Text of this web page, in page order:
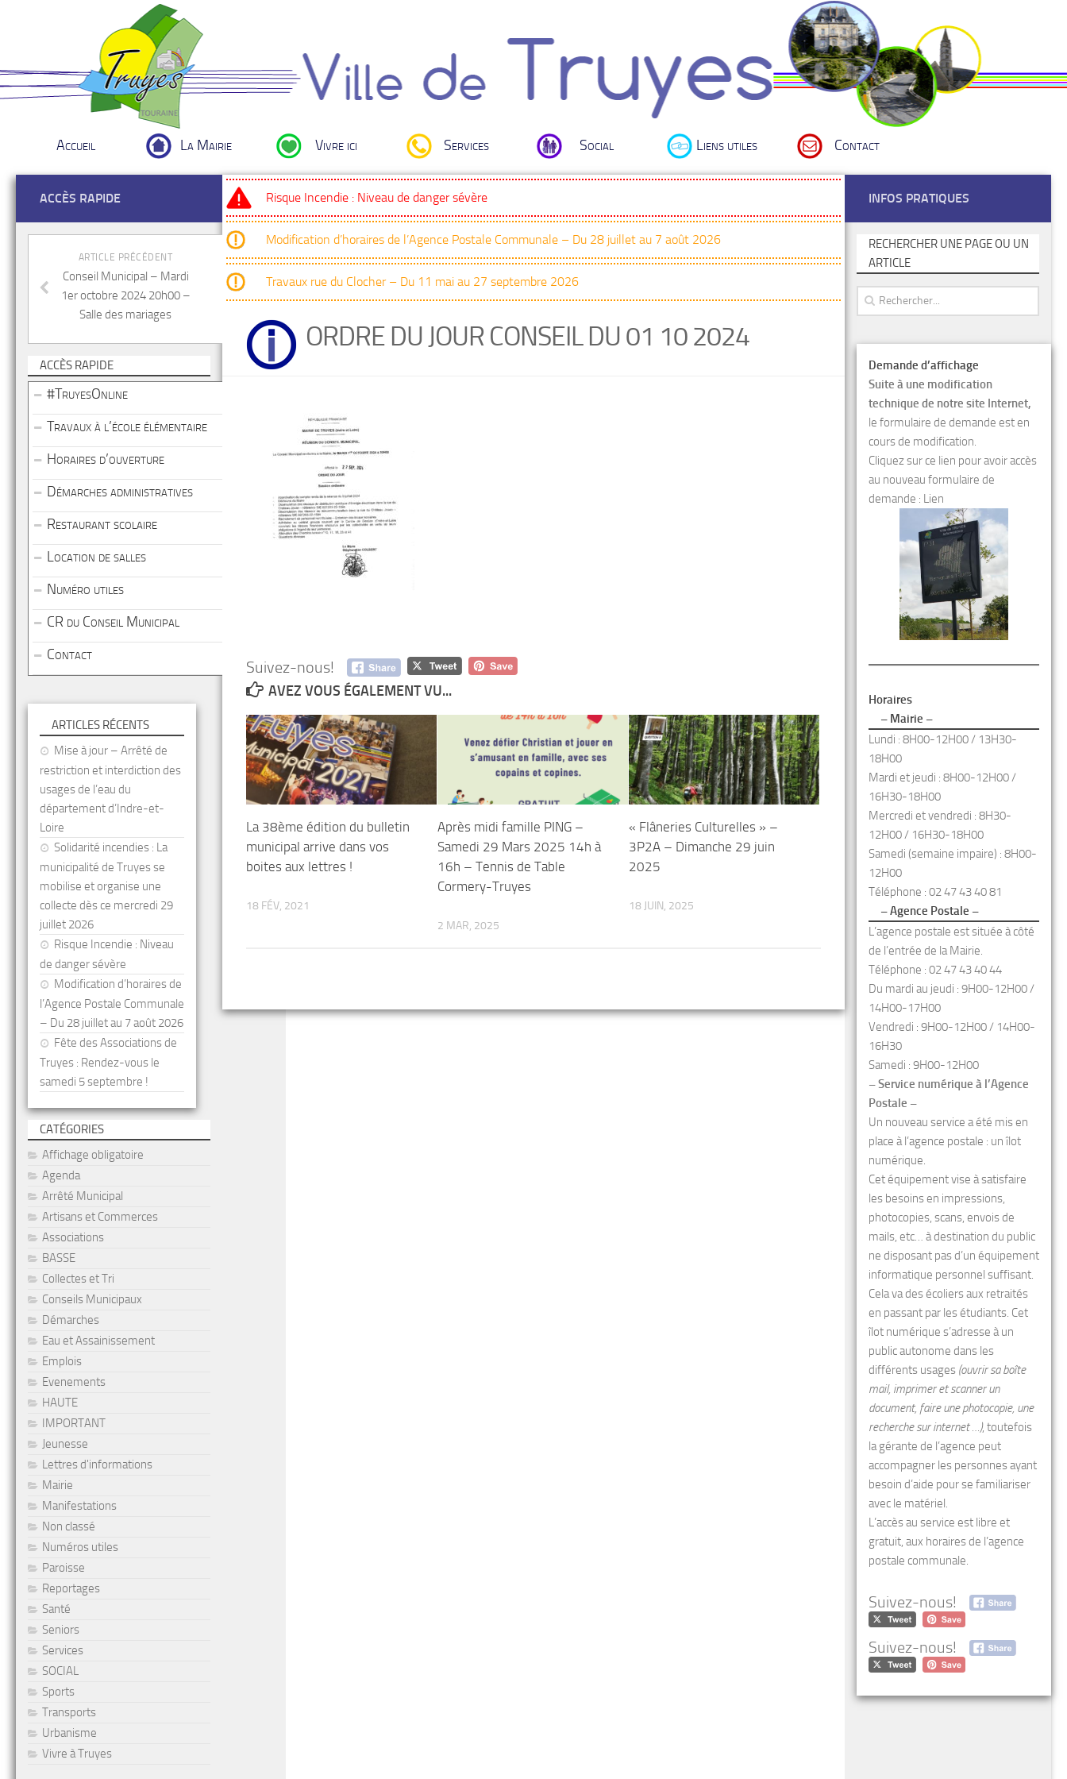
Accueil La Mairie Vivre ici Services Social Liens utiles Contact
Risque Incendie : Niveau de danger sévère
Modification d’horaires de l’Agence Postale Communale – Du 28 juillet au 7 août 2026
Travaux rue du Clocher – Du 11 mai au 27 septembre 2026
ORDRE DU JOUR CONSEIL DU 01 10 2024
Suivez-nous!
AVEZ VOUS ÉGALEMENT VU...
La 38ème édition du bulletin
municipal arrive dans vos
boites aux lettres !
18 FÉV, 2021
Après midi famille PING –
Samedi 29 Mars 2025 14h à
16h – Tennis de Table
Cormery-Truyes
2 MAR, 2025
« Flâneries Culturelles » –
3P2A – Dimanche 29 juin
2025
18 JUIN, 2025
ACCÈS RAPIDE
ARTICLE PRÉCÉDENT
Conseil Municipal – Mardi
1er octobre 2024 20h00 –
Salle des mariages
ACCÈS RAPIDE
#TruyesOnline
Travaux à l’école élémentaire
Horaires d’ouverture
Démarches administratives
Restaurant scolaire
Location de salles
Numéro utiles
CR du Conseil Municipal
Contact
ARTICLES RÉCENTS
Mise à jour – Arrêté de
restriction et interdiction des
usages de l’eau du
département d’Indre-et-
Loire
Solidarité incendies : La
municipalité de Truyes se
mobilise et organise une
collecte dès ce mercredi 29
juillet 2026
Risque Incendie : Niveau
de danger sévère
Modification d’horaires de
l’Agence Postale Communale
– Du 28 juillet au 7 août 2026
Fête des Associations de
Truyes : Rendez-vous le
samedi 5 septembre !
CATÉGORIES
Affichage obligatoire
Agenda
Arrêté Municipal
Artisans et Commerces
Associations
BASSE
Collectes et Tri
Conseils Municipaux
Démarches
Eau et Assainissement
Emplois
Evenements
HAUTE
IMPORTANT
Jeunesse
Lettres d'informations
Mairie
Manifestations
Non classé
Numéros utiles
Paroisse
Reportages
Santé
Seniors
Services
SOCIAL
Sports
Transports
Urbanisme
Vivre à Truyes
INFOS PRATIQUES
RECHERCHER UNE PAGE OU UN
ARTICLE
Demande d’affichage
Suite à une modification
technique de notre site Internet,
le formulaire de demande est en
cours de modification.
Cliquez sur ce lien pour avoir accès
au nouveau formulaire de
demande : Lien
Horaires
– Mairie –
Lundi : 8H00-12H00 / 13H30-
18H00
Mardi et jeudi : 8H00-12H00 /
16H30-18H00
Mercredi et vendredi : 8H30-
12H00 / 16H30-18H00
Samedi (semaine impaire) : 8H00-
12H00
Téléphone : 02 47 43 40 81
– Agence Postale –
L’agence postale est située à côté
de l’entrée de la Mairie.
Téléphone : 02 47 43 40 44
Du mardi au jeudi : 9H00-12H00 /
14H00-17H00
Vendredi : 9H00-12H00 / 14H00-
16H30
Samedi : 9H00-12H00
– Service numérique à l’Agence
Postale –
Un nouveau service a été mis en
place à l’agence postale : un îlot
numérique.
Cet équipement vise à satisfaire
les besoins en impressions,
photocopies, scans, envois de
mails, etc… à destination du public
ne disposant pas d’un équipement
informatique personnel suffisant.
Cela va des écoliers aux retraités
en passant par les étudiants. Cet
îlot numérique s’adresse à un
public autonome dans les
différents usages (ouvrir sa boîte
mail, imprimer et scanner un
document, faire une photocopie, une
recherche sur internet …), toutefois
la gérante de l’agence peut
accompagner les personnes ayant
besoin d’aide pour se familiariser
avec le matériel.
L’accès au service est libre et
gratuit, aux horaires de l’agence
postale communale.
Suivez-nous!
Suivez-nous!